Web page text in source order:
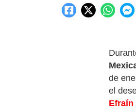
de
el
Efraín